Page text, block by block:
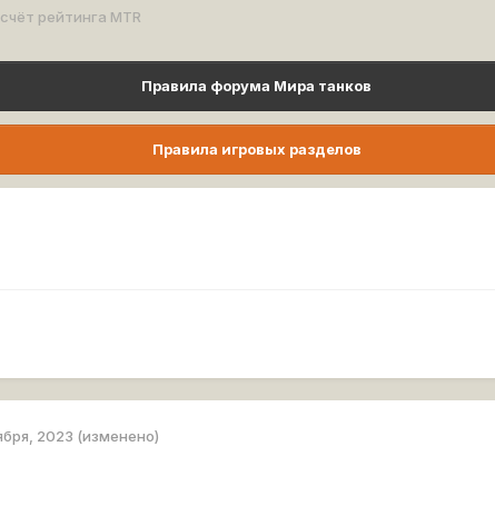
рейтинга MTR
Правила форума Мира танков
Правила игровых разделов
2023 (изменено)